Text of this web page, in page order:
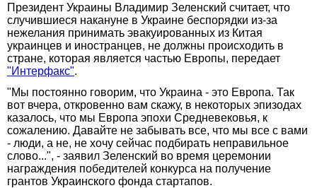
Президент Украины Владимир Зеленский считает, что
случившиеся накануне в Украине беспорядки из-за
нежелания принимать эвакуированных из Китая
украинцев и иностранцев, не должны происходить в
стране, которая является частью Европы, передает
"Интерфакс".
"Мы постоянно говорим, что Украина - это Европа. Так
вот вчера, откровенно вам скажу, в некоторых эпизодах
казалось, что мы Европа эпохи Средневековья, к
сожалению. Давайте не забывать все, что мы все с вами
- люди, а не, не хочу сейчас подбирать неправильное
слово...", - заявил Зеленский во время церемонии
награждения победителей конкурса на получение
грантов Украинского фонда стартапов.